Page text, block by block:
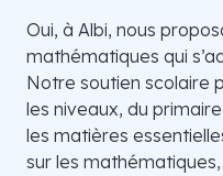
Oui, à Albi, nous
mathématiques qui
Notre soutien scolaire
les niveaux, du
les matières
sur les